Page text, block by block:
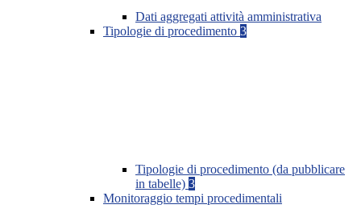
Dati aggregati attività amministrativa
Tipologie di procedimento 3
Tipologie di procedimento (da pubblicare
in tabelle) 3
Monitoraggio tempi procedimentali